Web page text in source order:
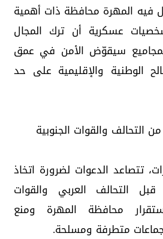
فيه المهرة محافظة ذات أهمية
عسكرية أن ترك المجال
سيقوّض الأمن في عمق
الوطنية والإقليمية على حد
التحالف والقوات الجنوبية
تتصاعد الدعوات لضرورة اتخاذ
التحالف العربي والقوات
محافظة المهرة ومنع
متطرفة ومسلحة.